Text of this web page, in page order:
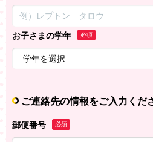
お子さまの学年 必須
ご連絡先の情報をご入力くだ
郵便番号 必須